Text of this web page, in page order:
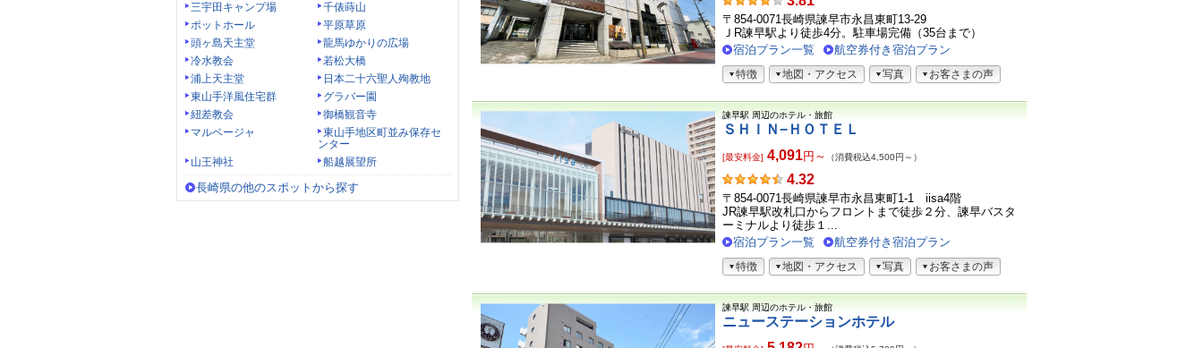
客
さ
ま
声
〒854-0071長崎県諫早市永昌東町13-29
ＪR諫早駅より徒歩4分。駐車場完備（35台まで）
宿泊プラン一覧
航空券付き宿泊プラン
特徴 地図・アクセス 写真 お客さまの声
諫早駅 周辺のホテル・旅館
ＳＨＩＮ−ＨＯＴＥＬ
[最安料金] 4,091円～ （消費税込4,500円～）
お
客
さ
ま
の
声
4.32
〒854-0071長崎県諫早市永昌東町1-1 iisa4階
JR諫早駅改札口からフロントまで徒歩２分、諫早バスタ
ーミナルより徒歩１...
宿泊プラン一覧
航空券付き宿泊プラン
特徴 地図・アクセス 写真 お客さまの声
諫早駅 周辺のホテル・旅館
ニューステーションホテル
三宇田キャンプ場
千俵蒔山
ポットホール
平原草原
頭ヶ島天主堂
龍馬ゆかりの広場
冷水教会
若松大橋
浦上天主堂
日本二十六聖人殉教地
東山手洋風住宅群
グラバー園
紐差教会
御橋観音寺
マルベージャ
東山手地区町並み保存セ
ンター
山王神社
船越展望所
長崎県の他のスポットから探す